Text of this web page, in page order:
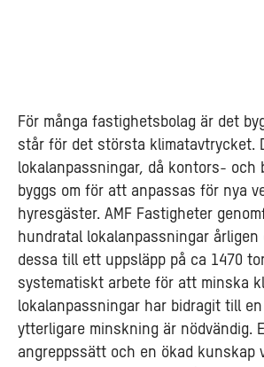
För många fastighetsbolag är det
står för det största klimatavtrycket.
lokalanpassningar, då kontors- och
byggs om för att anpassas för nya
hyresgäster. AMF Fastigheter
hundratal lokalanpassningar
dessa till ett uppsläpp på ca 1470
systematiskt arbete för att minska
lokalanpassningar har bidragit till
ytterligare minskning är nödvändig.
angreppssätt och en ökad kunskap